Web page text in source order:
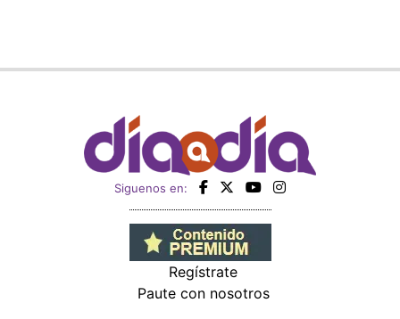
Siguenos en:
Regístrate
Paute con nosotros